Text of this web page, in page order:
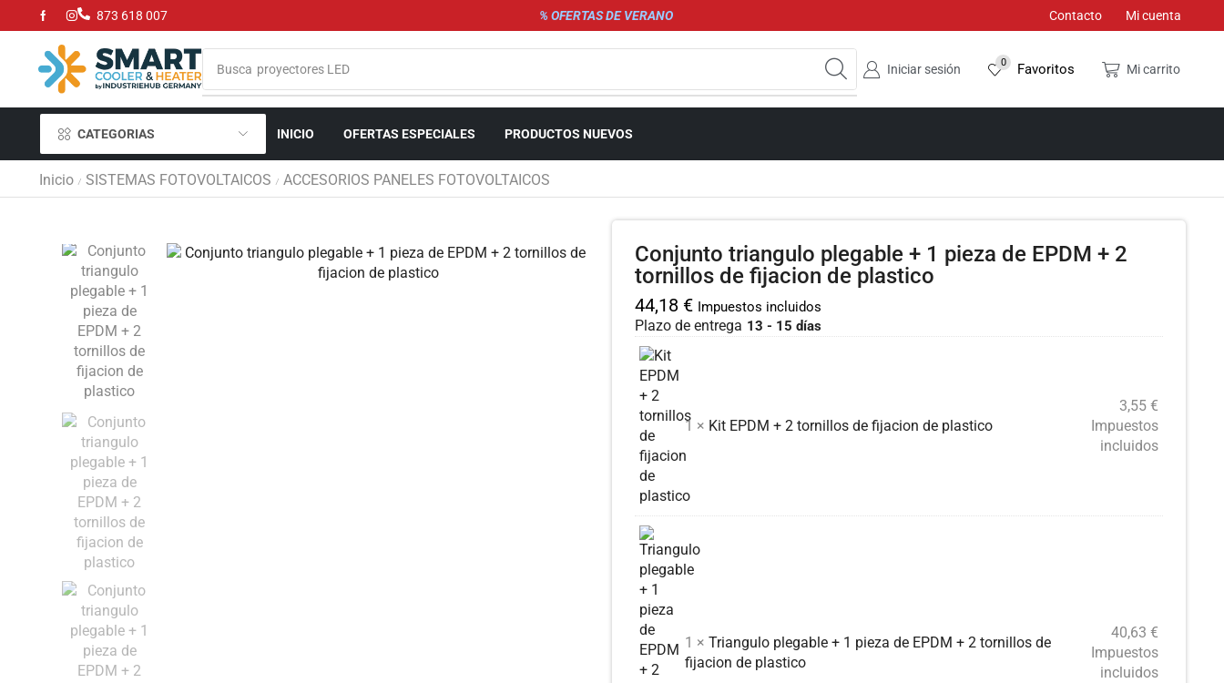
873 618 007 % OFERTAS DE VERANO Contacto Mi cuenta
Busca proyectores LED Iniciar sesión 0 Favoritos Mi carrito
CATEGORIAS INICIO OFERTAS ESPECIALES PRODUCTOS NUEVOS
Inicio / SISTEMAS FOTOVOLTAICOS / ACCESORIOS PANELES FOTOVOLTAICOS
Conjunto triangulo plegable + 1 pieza de EPDM + 2
tornillos de fijacion de plastico
44,18 € Impuestos incluidos
Plazo de entrega 13 - 15 días
1 × Kit EPDM + 2 tornillos de fijacion de plastico
3,55 €
Impuestos
incluidos
1 × Triangulo plegable + 1 pieza de EPDM + 2 tornillos de
fijacion de plastico
40,63 €
Impuestos
incluidos